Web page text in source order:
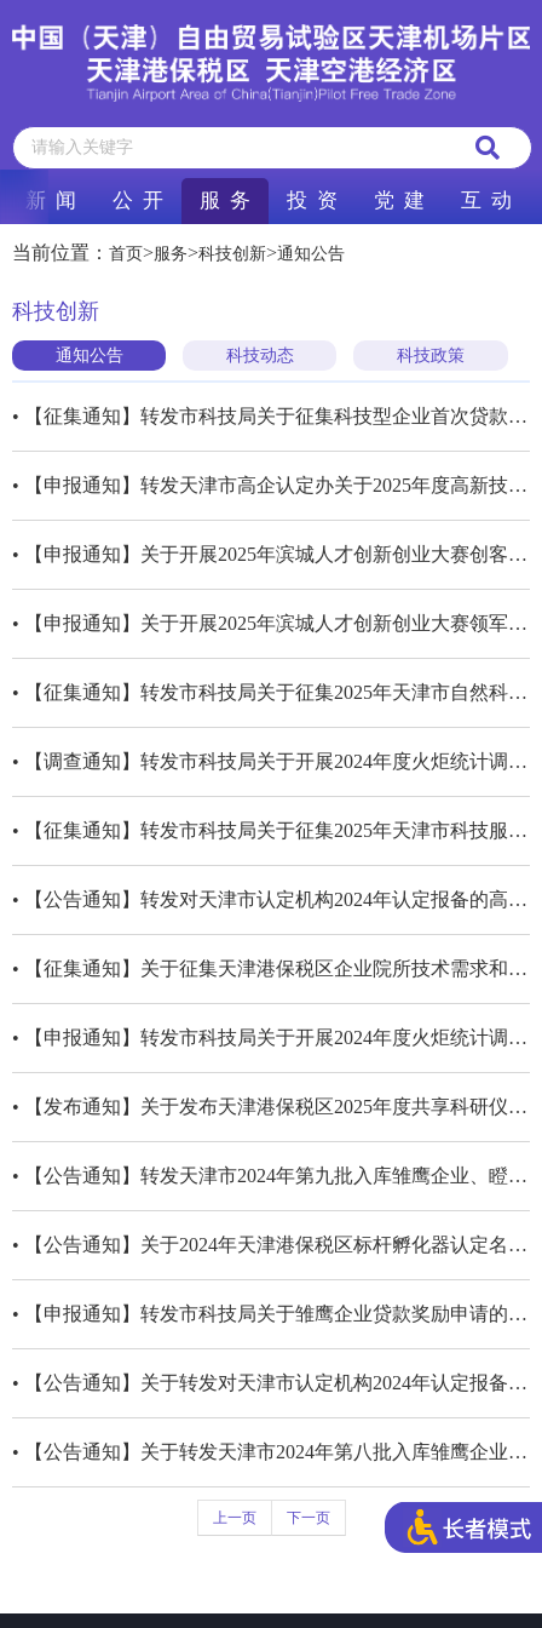
新 闻 公 开 服 务 投 资 党 建 互 动
当前位置： 首页>服务>科技创新>通知公告
科技创新
通知公告 科技动态 科技政策
• 【征集通知】转发市科技局关于征集科技型企业首次贷款和研发贷款贴息合作银行的通知
• 【申报通知】转发天津市高企认定办关于2025年度高新技术企业认定工作安排的通知
• 【申报通知】关于开展2025年滨城人才创新创业大赛创客人才申报工作的通知
• 【申报通知】关于开展2025年滨城人才创新创业大赛领军人才申报工作的通知
• 【征集通知】转发市科技局关于征集2025年天津市自然科学基金项目的通知
• 【调查通知】转发市科技局关于开展2024年度火炬统计调查工作的通知
• 【征集通知】转发市科技局关于征集2025年天津市科技服务业研发专项项目的通知
• 【公告通知】转发对天津市认定机构2024年认定报备的高新技术企业进行第一批补充备案的公告
• 【征集通知】关于征集天津港保税区企业院所技术需求和科技成果的通知
• 【申报通知】转发市科技局关于开展2024年度火炬统计调查工作的通知
• 【发布通知】关于发布天津港保税区2025年度共享科研仪器设备清单（第一期）的通知
• 【公告通知】转发天津市2024年第九批入库雏鹰企业、瞪羚企业和科技领军（培育）企业名单公告
• 【公告通知】关于2024年天津港保税区标杆孵化器认定名单的公告
• 【申报通知】转发市科技局关于雏鹰企业贷款奖励申请的通知
• 【公告通知】关于转发对天津市认定机构2024年认定报备的第二批高新技术企业进行备案的公告
• 【公告通知】关于转发天津市2024年第八批入库雏鹰企业、瞪羚企业和科技领军（培育）企业名单公告
上一页 下一页